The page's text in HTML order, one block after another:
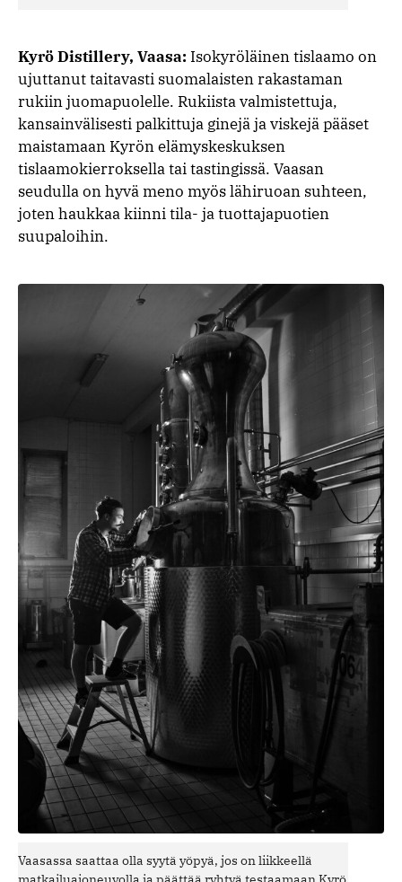
Kyrö Distillery, Vaasa: Isokyröläinen tislaamo on
ujuttanut taitavasti suomalaisten rakastaman
rukiin juomapuolelle. Rukiista valmistettuja,
kansainvälisesti palkittuja ginejä ja viskejä pääset
maistamaan Kyrön elämyskeskuksen
tislaamokierroksella tai tastingissä. Vaasan
seudulla on hyvä meno myös lähiruoan suhteen,
joten haukkaa kiinni tila- ja tuottajapuotien
suupaloihin.
Vaasassa saattaa olla syytä yöpyä, jos on liikkeellä